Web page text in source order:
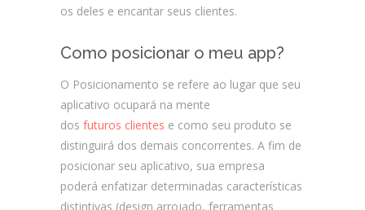
os deles e encantar seus clientes.
Como posicionar o meu app?
O Posicionamento se refere ao lugar que seu
aplicativo ocupará na mente
dos futuros clientes e como seu produto se
distinguirá dos demais concorrentes. A fim de
posicionar seu aplicativo, sua empresa
poderá enfatizar determinadas características
distintivas (design arrojado, ferramentas